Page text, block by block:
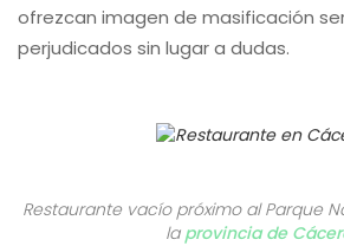
ofrezcan imagen de masificación
perjudicados sin lugar a dudas.
Restaurante vacío próximo al Parque
la provincia de